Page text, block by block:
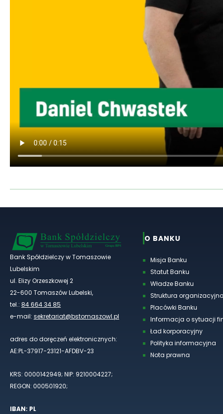
Bank Spółdzielczy w Tomaszowie
Lubelskim
ul. Elizy Orzeszkowej 2
22-600 Tomaszów Lubelski,
tel.: 84 664 34 85
e-mail: sekretariat@bstomaszowl.pl
adres do doręczeń elektronicznych:
AE:PL-37917-23121-AFDBV-23
KRS: 0000142949; NIP: 9210004227;
REGON: 000501920;
IBAN: PL
O BANKU
Misja Banku
Statut Banku
Władze Banku
Struktura organizacyjna
Placówki Banku
Informacja o sytuacji
Ład korporacyjny
Polityka informacyjna
Nota prawna